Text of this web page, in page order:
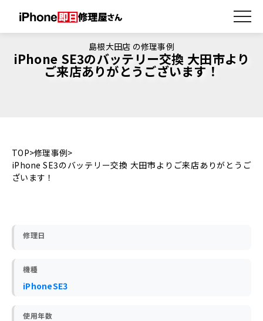
島根大田店 の修理事例
iPhone SE3のバッテリー交換 大田市より
ご来店ありがとうございます！
TOP 修理事例
iPhone SE3のバッテリー交換 大田市よりご来店ありがとうご
ざいます！
修理日
機種
iPhoneSE3
使用年数